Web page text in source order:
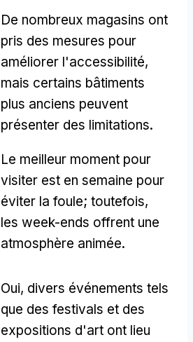
De nombreux magasins ont
pris des mesures pour
améliorer l'accessibilité,
mais certains bâtiments
plus anciens peuvent
présenter des limitations.
Le meilleur moment pour
visiter est en semaine pour
éviter la foule; toutefois,
les week-ends offrent une
atmosphère animée.
Oui, divers événements tels
que des festivals et des
expositions d'art ont lieu